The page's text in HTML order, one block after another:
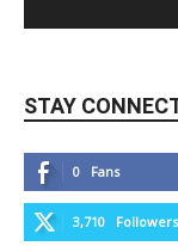
STAY
0 Fans
3,710 Followers